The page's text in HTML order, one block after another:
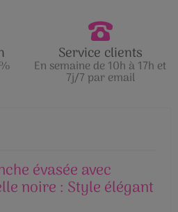
Service clients
En semaine de 10h à 17h et
7j/7 par email
évasée avec
noire : Style élégant